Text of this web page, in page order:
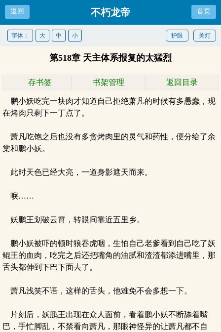
返回 不朽龙帝 首页
关灯
护眼
字体： 大 中 小
第518章 天主体系报复的太猛烈
存书签 书架管理 返回目录
鹏小妖吃完一块肉才知道自己拒绝萧凡的时候有多愚蠢，现
在烤肉只剩下一丁点了。
萧凡吃饱之后也没有多贪烤肉里的灵气和药性，便分给了余
棠和鹏小妖。
此时天色已经大亮，一道身影遮天而来。
唳……
妖鹏王划破云霄，转眼间靠近五里乡。
鹏小妖被吓的顿时狼吞虎咽，生怕自己老爹看到自己吃了妖
鲲王的血肉，吃完之后还把嘴角的油腻和渣渣都添进嘴里，那
舌头都伸到下巴下面去了。
萧凡浅笑不语，这样的舌头，他难免不会多想一下。
片刻后，妖鹏王出现在众人面前，看着鹏小妖不断舔着嘴
巴，手忙脚乱，不禁看向萧凡，那眼神怪异的让萧凡都不自